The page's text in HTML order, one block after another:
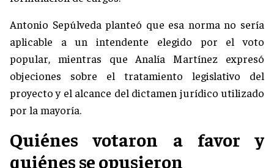
Antonio Sepúlveda planteó que esa norma no sería
aplicable a un intendente elegido por el voto
popular, mientras que Analía Martínez expresó
objeciones sobre el tratamiento legislativo del
proyecto y el alcance del dictamen jurídico utilizado
por la mayoría.
Quiénes votaron a favor y
quiénes se opusieron